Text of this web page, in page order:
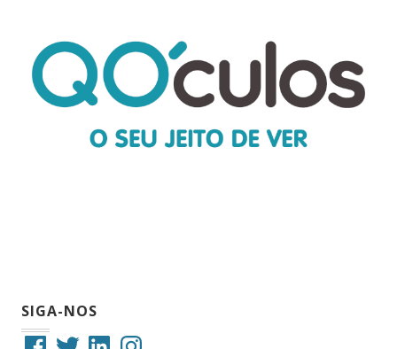
SIGA-NOS
FacebookTwitterLinkedInInstagram